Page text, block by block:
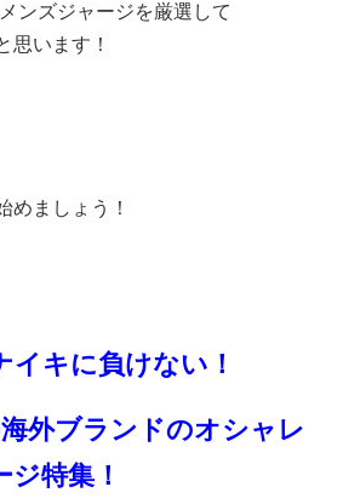
ンズジャージを厳選して
思います！
めましょう！
イキに負けない！
海外ブランドのオシャレ
特集！